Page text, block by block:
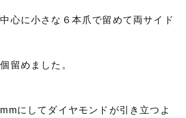
心に小さな６本爪で留めて両サイド
留めました。
にしてダイヤモンドが引き立つよ